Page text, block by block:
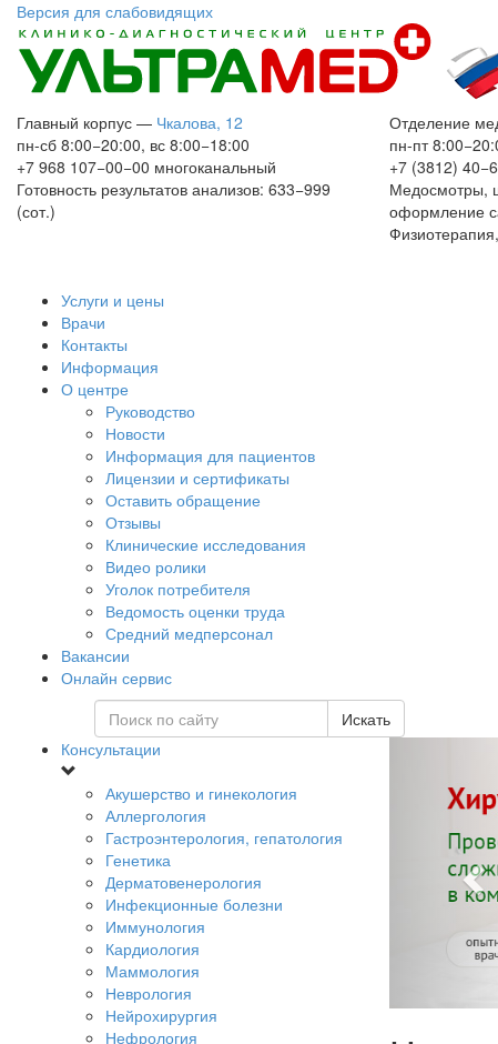
Версия для слабовидящих
Главный корпус — Чкалова, 12
пн-сб 8:00−20:00, вс 8:00−18:00
+7 968 107−00−00 многоканальный
Готовность результатов анализов: 633−999
(сот.)
Отделение
пн-пт
+7 (3812)
Медосмотры,
оформление
Услуги и цены
Врачи
Контакты
Информация
О центре
Руководство
Новости
Информация для пациентов
Лицензии и сертификаты
Оставить обращение
Отзывы
Клинические исследования
Видео ролики
Уголок потребителя
Ведомость оценки труда
Средний медперсонал
Вакансии
Онлайн сервис
Искать
Консультации
Акушерство и гинекология
Аллергология
Гастроэнтерология, гепатология
Генетика
Дерматовенерология
Инфекционные болезни
Иммунология
Кардиология
Маммология
Неврология
Нейрохирургия
Нефрология